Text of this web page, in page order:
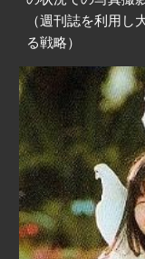
（週刊誌を利用
る戦略）